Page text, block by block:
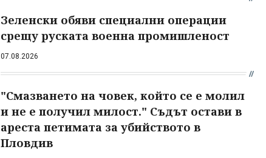
Зеленски обяви специални операции
срещу руската военна промишленост
07.08.2026
"Смазването на човек, който се е молил
и не е получил милост." Съдът остави в
ареста петимата за убийството в
Пловдив